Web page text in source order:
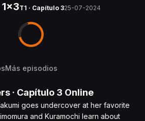
T1 · Capítulo 325-07-2024
Más episodios
· Capítulo 3 Online
goes undercover at her favorite
and Kuramochi learn about